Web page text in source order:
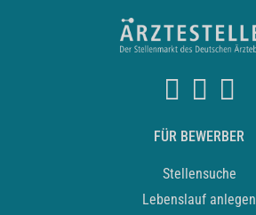
FÜR BEWERBER
Stellensuche
Lebenslauf anlegen